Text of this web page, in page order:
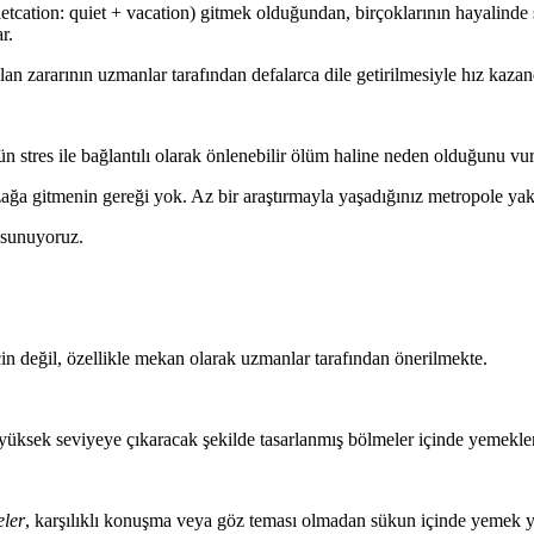
quiet + vacation) gitmek olduğundan, birçoklarının
zararının uzmanlar tarafından defalarca dile getirilmesiyle hız
stres ile bağlantılı olarak önlenebilir ölüm haline neden olduğunu
gitmenin gereği yok. Az bir araştırmayla yaşadığınız metropole
değil, özellikle mekan olarak uzmanlar tarafından önerilmekte.
seviyeye çıkaracak şekilde tasarlanmış bölmeler içinde
, karşılıklı konuşma veya göz teması olmadan sükun içinde yemek